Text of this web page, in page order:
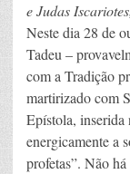
e Judas
Neste dia 28 de
Tadeu –
com a Tradição
martirizado com
Epístola, inserida
energicamente a
profetas”. Não